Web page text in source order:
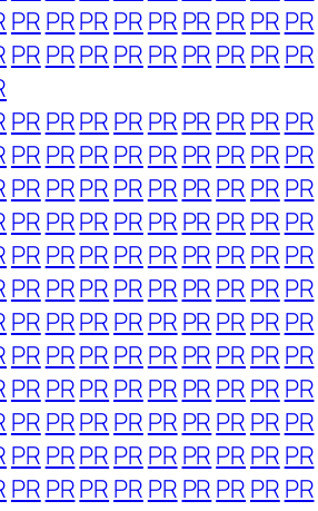
PR PRPR PR PR PR PR PR PR
PR PRPR PR PR PR PR PR PR
PR PRPR PR PR PR PR PR PR
PR PRPR PR PR PR PR PR PR
PR PRPR PR PR PR PR PR PR
PR PRPR PR PR PR PR PR PR
PR PRPR PR PR PR PR PR PR
PR PRPR PR PR PR PR PR PR
PR PRPR PR PR PR PR PR PR
PR PRPR PR PR PR PR PR PR
PR PRPR PR PR PR PR PR PR
PR PRPR PR PR PR PR PR PR
PR PRPR PR PR PR PR PR PR
PR PRPR PR PR PR PR PR PR